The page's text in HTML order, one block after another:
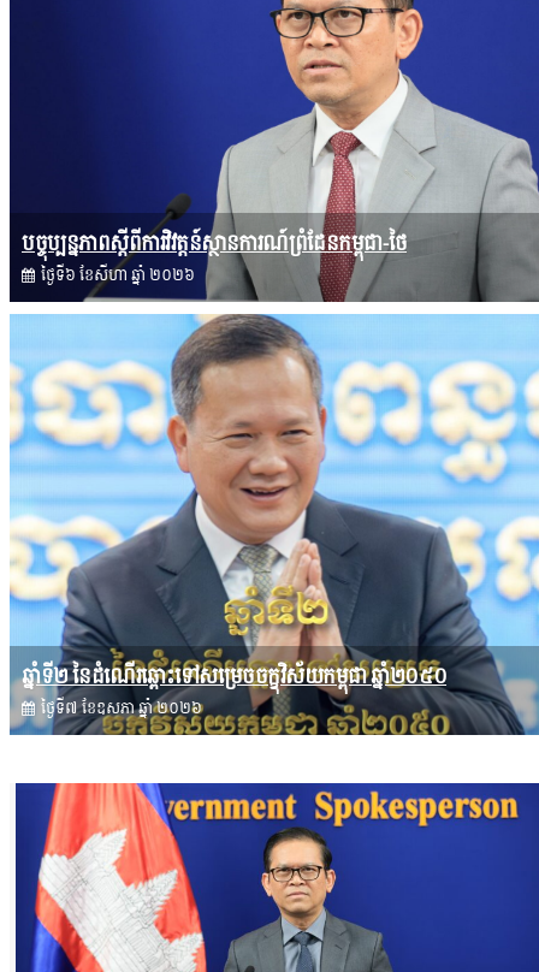
បច្ចុប្បន្នភាពស្ដីពីការវិវត្តន៍ស្ថានការណ៍ព្រំដែនកម្ពុជា-ថៃ
ថ្ងៃទី៦ ខែ​សីហា ឆ្នាំ ២០២៦
ឆ្នាំទី២ នៃដំណើរឆ្ពោះទៅសម្រេច​ចក្ខុវិស័យ​កម្ពុជា ឆ្នាំ២០៥០
ថ្ងៃទី៧ ខែ​ឧសភា ឆ្នាំ ២០២៦